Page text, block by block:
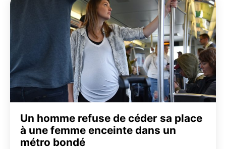
Un homme refuse de céder sa place
à une femme enceinte dans un
métro bondé